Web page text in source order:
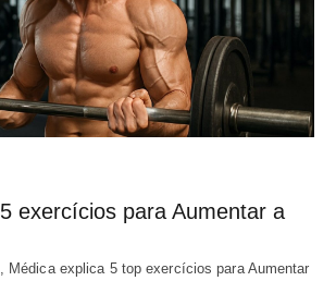
exercícios para Aumentar a
Médica explica 5 top exercícios para Aumentar